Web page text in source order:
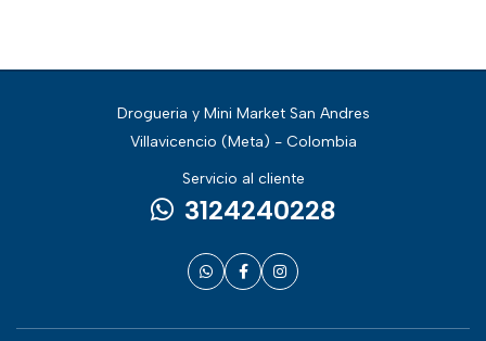
Drogueria y Mini Market San Andres
Villavicencio (Meta) - Colombia
Servicio al cliente
3124240228